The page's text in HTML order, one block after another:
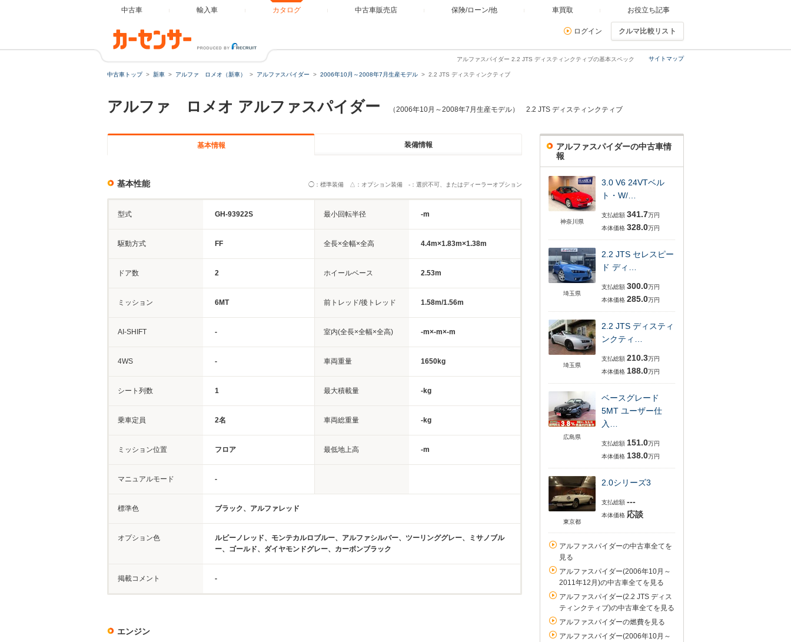
中古車 輸入車 カタログ 中古車販売店 保険/ローン/他 車買取 お役立ち記事
ログイン クルマ比較リスト
サイトマップ
アルファスパイダー 2.2 JTS ディスティンクティブの基本スペック
中古車トップ 新車 アルファ ロメオ（新車） アルファスパイダー 2006年10月～2008年7月生産モデル 2.2 JTS ディスティンクティブ
アルファ ロメオ アルファスパイダー （2006年10月～2008年7月生産モデル） 2.2 JTS ディスティンクティブ
基本情報 装備情報
基本性能 ◯：標準装備 △：オプション装備 -：選択不可、またはディーラーオプション
型式 GH-93922S 最小回転半径 -m
駆動方式 FF 全長×全幅×全高 4.4m×1.83m×1.38m
ドア数 2 ホイールベース 2.53m
ミッション 6MT 前トレッド/後トレッド 1.58m/1.56m
AI-SHIFT - 室内(全長×全幅×全高) -m×-m×-m
4WS - 車両重量 1650kg
シート列数 1 最大積載量 -kg
乗車定員 2名 車両総重量 -kg
ミッション位置 フロア 最低地上高 -m
マニュアルモード -
標準色 ブラック、アルファレッド
オプション色
ルビーノレッド、モンテカルロブルー、アルファシルバー、ツーリンググレー、ミサノブル
ー、ゴールド、ダイヤモンドグレー、カーボンブラック
掲載コメント -
エンジン
アルファスパイダーの中古車情
報
神奈川県
3.0 V6 24VTベル
ト・W/…
支払総額 341.7万円
本体価格 328.0万円
埼玉県
2.2 JTS セレスピー
ド ディ…
支払総額 300.0万円
本体価格 285.0万円
埼玉県
2.2 JTS ディスティ
ンクティ…
支払総額 210.3万円
本体価格 188.0万円
広島県
ベースグレード
5MT ユーザー仕
入…
支払総額 151.0万円
本体価格 138.0万円
東京都
2.0シリーズ3
支払総額 ---
本体価格 応談
アルファスパイダーの中古車全てを
見る
アルファスパイダー(2006年10月～
2011年12月)の中古車全てを見る
アルファスパイダー(2.2 JTS ディス
ティンクティブ)の中古車全てを見る
アルファスパイダーの燃費を見る
アルファスパイダー(2006年10月～